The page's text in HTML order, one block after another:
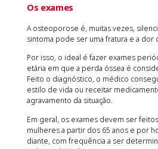
Os exames
A osteoporose é, muitas vezes,
sintoma pode ser uma fratura e a
Por isso, o ideal é fazer exames
etária em que a perda óssea é
Feito o diagnóstico, o médico
estilo de vida ou receitar
agravamento da situação.
Em geral, os exames devem ser
mulheres a partir dos 65 anos e por
diante, com frequência a ser